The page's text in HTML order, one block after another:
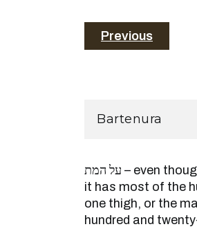
Previous
Bartenura
על המת – even though it is not [a] complete [body] but rather that
it has most of the
one thigh, or the
hundred and